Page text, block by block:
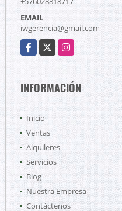
EMAIL
iwgerencia@gmail.com
Facebook
X Instagram
INFORMACIÓN
Inicio
Ventas
Alquileres
Servicios
Blog
Nuestra Empresa
Contáctenos